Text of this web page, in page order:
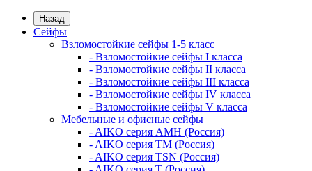
Назад
Сейфы
Взломостойкие сейфы 1-5 класс
- Взломостойкие сейфы I класса
- Взломостойкие сейфы II класса
- Взломостойкие сейфы III класса
- Взломостойкие сейфы IV класса
- Взломостойкие сейфы V класса
Мебельные и офисные сейфы
- AIKO серия AMH (Россия)
- AIKO серия TM (Россия)
- AIKO серия TSN (Россия)